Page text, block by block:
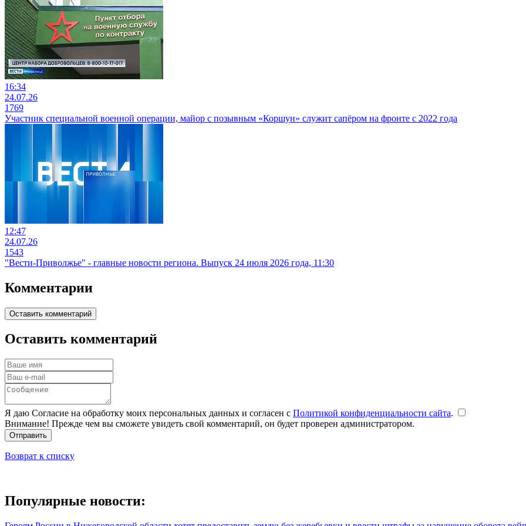
16:34
24.07.26
1769
Участник специальной военной операции, майор с позывным «Коршун» служит сапёром на фронте с 2022 года
12:47
24.07.26
1543
"Вести-Приволжье" - главные новости региона. Выпуск 24 июля 2026 года, 11:30
Комментарии
Оставить комментарий
Оставить комментарий
Я даю Согласие на обработку моих персональных данных и согласен с Политикой конфиденциальности сайта.
Внимание! Прежде чем вы сможете увидеть свой комментарий, он будет проверен администратором.
Отправить
Возврат к списку
Популярные новости: